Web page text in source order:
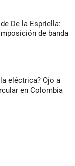
De la Espriella:
de banda
eléctrica? Ojo a
en Colombia